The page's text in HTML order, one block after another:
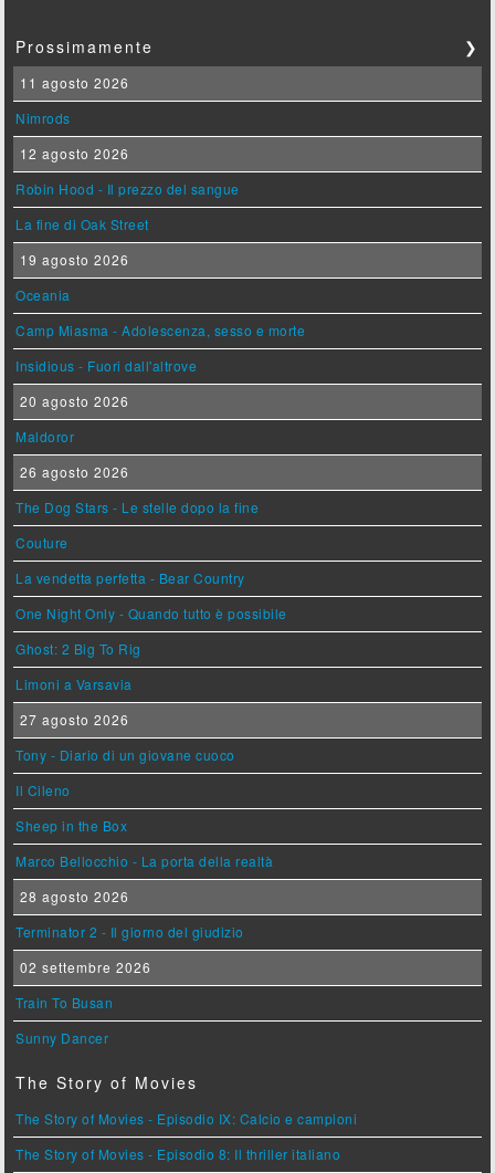
Prossimamente ❯
11 agosto 2026
Nimrods
12 agosto 2026
Robin Hood - Il prezzo del sangue
La fine di Oak Street
19 agosto 2026
Oceania
Camp Miasma - Adolescenza, sesso e morte
Insidious - Fuori dall'altrove
20 agosto 2026
Maldoror
26 agosto 2026
The Dog Stars - Le stelle dopo la fine
Couture
La vendetta perfetta - Bear Country
One Night Only - Quando tutto è possibile
Ghost: 2 Big To Rig
Limoni a Varsavia
27 agosto 2026
Tony - Diario di un giovane cuoco
Il Cileno
Sheep in the Box
Marco Bellocchio - La porta della realtà
28 agosto 2026
Terminator 2 - Il giorno del giudizio
02 settembre 2026
Train To Busan
Sunny Dancer
The Story of Movies
The Story of Movies - Episodio IX: Calcio e campioni
The Story of Movies - Episodio 8: Il thriller italiano